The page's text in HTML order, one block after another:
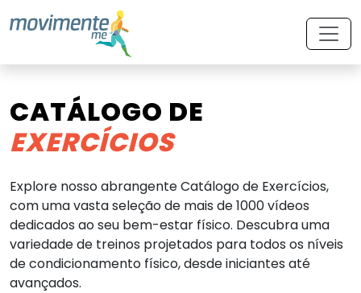
CATÁLOGO DE
EXERCÍCIOS
Explore nosso abrangente Catálogo de Exercícios,
com uma vasta seleção de mais de 1000 vídeos
dedicados ao seu bem-estar físico. Descubra uma
variedade de treinos projetados para todos os níveis
de condicionamento físico, desde iniciantes até
avançados.